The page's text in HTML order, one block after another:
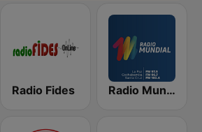
Radio Fides Radio Mundial Bolivia